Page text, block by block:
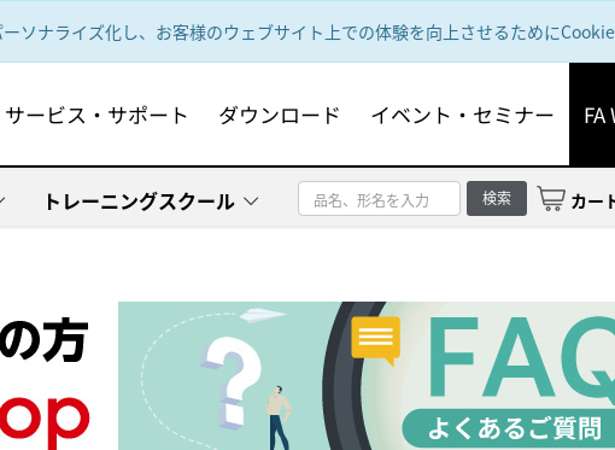
ナライズ化し、お客様のウェブサイト上での体験を向上させるためにCookie
サービス・サポート ダウンロード イベント・セミナー
トレーニングスクール 検索 カー